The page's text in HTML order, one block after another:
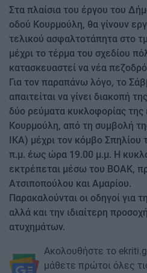
Στα πλαίσια του έργου του
οδού Κουρμούλη, θα γίνουν
τελικού ασφαλτοτάπητα στο
μέχρι το τέρμα του σχεδίου
κατασκευαστεί να νέα
Για τον παραπάνω λόγο, το
απαιτείται να γίνει διακοπή
δύο ρεύματα κυκλοφορίας της
Κουρμούλη, από τη συμβολή
ΙΚΑ) μέχρι τον κόμβο
π.μ. έως ώρα 19.00 μ.μ. Η
εκτρέπεται μέσω του ΒΟΑΚ,
Ατσιποπούλου και Αμαρίου.
Παρακαλούνται οι οδηγοί για
αλλά και την ιδιαίτερη
ατυχημάτων.
Ακολουθήστε το
μάθετε πρώτοι όλες